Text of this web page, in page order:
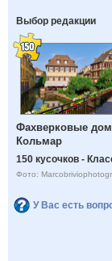
Выбор редакции
Фахверковые
Кольмар
150 кусочков -
Фото:
У Вас есть